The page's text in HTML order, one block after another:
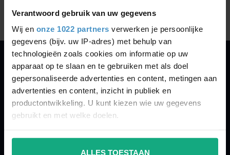
Verantwoord gebruik van uw gegevens
Wij en onze 1022 partners verwerken je persoonlijke
gegevens (bijv. uw IP-adres) met behulp van
technologieën zoals cookies om informatie op uw
apparaat op te slaan en te gebruiken met als doel
gepersonaliseerde advertenties en content, metingen aan
advertenties en content, inzicht in publiek en
productontwikkeling. U kunt kiezen wie uw gegevens
gebruikt en met welke doelen.
Als u het toestaat, willen we ook graag:
ALLES TOESTAAN
PERFECTLIGHTS
Gegevens:
Kruisbeeldsraat 72
9220 Hamme